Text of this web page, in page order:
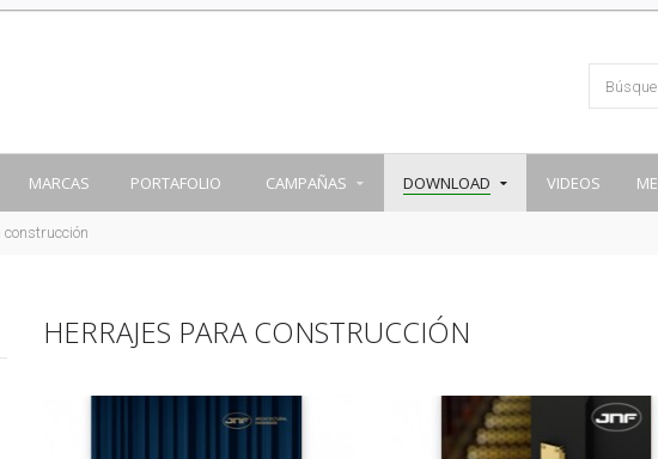
MARCAS PORTAFOLIO CAMPAÑAS DOWNLOAD VIDEOS
HERRAJES PARA CONSTRUCCIÓN